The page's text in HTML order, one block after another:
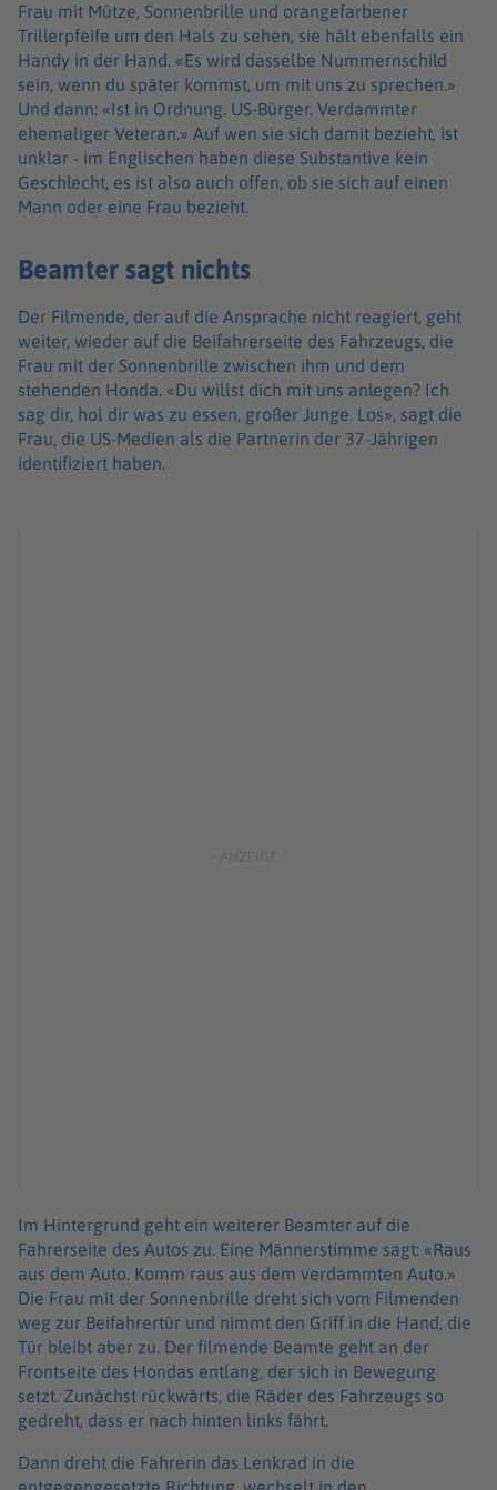
Frau mit Mütze, Sonnenbrille und orangefarbener
Trillerpfeife um den Hals zu sehen, sie hält ebenfalls ein
Handy in der Hand. «Es wird dasselbe Nummernschild
sein, wenn du später kommst, um mit uns zu sprechen.»
Und dann: «Ist in Ordnung. US-Bürger. Verdammter
ehemaliger Veteran.» Auf wen sie sich damit bezieht, ist
unklar - im Englischen haben diese Substantive kein
Geschlecht, es ist also auch offen, ob sie sich auf einen
Mann oder eine Frau bezieht.
Beamter sagt nichts
Der Filmende, der auf die Ansprache nicht reagiert, geht
weiter, wieder auf die Beifahrerseite des Fahrzeugs, die
Frau mit der Sonnenbrille zwischen ihm und dem
stehenden Honda. «Du willst dich mit uns anlegen? Ich
sag dir, hol dir was zu essen, großer Junge. Los», sagt die
Frau, die US-Medien als die Partnerin der 37-Jährigen
identifiziert haben.
Im Hintergrund geht ein weiterer Beamter auf die
Fahrerseite des Autos zu. Eine Männerstimme sagt: «Raus
aus dem Auto. Komm raus aus dem verdammten Auto.»
Die Frau mit der Sonnenbrille dreht sich vom Filmenden
weg zur Beifahrertür und nimmt den Griff in die Hand, die
Tür bleibt aber zu. Der filmende Beamte geht an der
Frontseite des Hondas entlang, der sich in Bewegung
setzt. Zunächst rückwärts, die Räder des Fahrzeugs so
gedreht, dass er nach hinten links fährt.
Dann dreht die Fahrerin das Lenkrad in die